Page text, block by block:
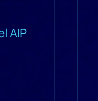
AIP